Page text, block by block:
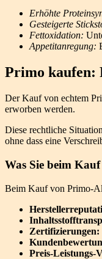
Erhöhte
Gesteigerte
Fettoxidation:
Appetitanregung:
Primo kaufen:
Der Kauf von echtem
erworben werden.
Diese rechtliche
ohne dass eine
Was Sie beim
Beim Kauf von Primo-
Zertifizierungen:
Preis-Leistungs-